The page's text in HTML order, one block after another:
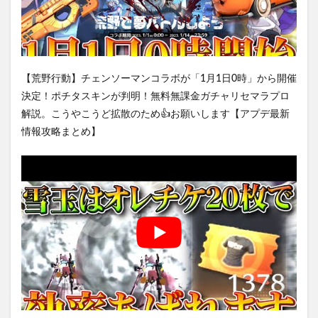
【荒野行動】チェンソーマンコラボが「1月1日0時」から開催
決定！ポチタスキンが判明！無料無課金ガチャリセマラプロ
解説。こうやこうど拡散のため👍お願いします【アプデ最新
情報攻略まとめ】